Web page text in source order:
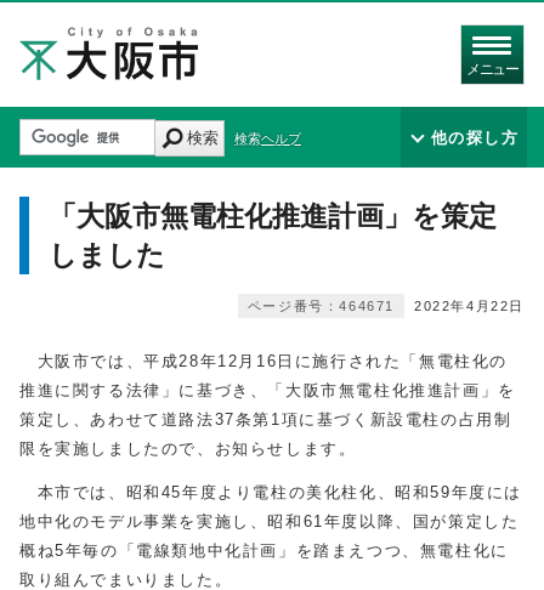
メニュー
検索 検索ヘルプ 他の探し方
「大阪市無電柱化推進計画」を策定
しました
2022年4月22日
ページ番号：464671
大阪市では、平成28年12月16日に施行された「無電柱化の
推進に関する法律」に基づき、「大阪市無電柱化推進計画」を
策定し、あわせて道路法37条第1項に基づく新設電柱の占用制
限を実施しましたので、お知らせします。
本市では、昭和45年度より電柱の美化柱化、昭和59年度には
地中化のモデル事業を実施し、昭和61年度以降、国が策定した
概ね5年毎の「電線類地中化計画」を踏まえつつ、無電柱化に
取り組んでまいりました。